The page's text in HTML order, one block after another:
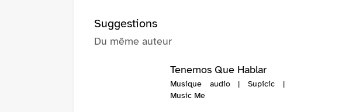
Suggestions
Du même auteur
Tenemos Que Hablar
Musique audio | Supicic |
Music Me